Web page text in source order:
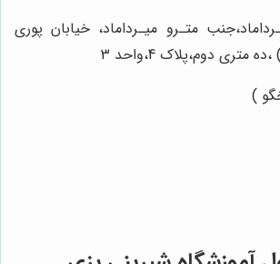
متـرو میـرداماد، خیابان پوری
دوم،پلاک 4،واحد 3
)